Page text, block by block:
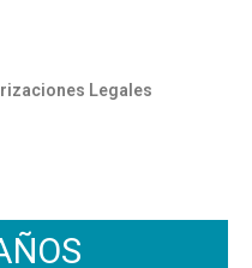
Legales